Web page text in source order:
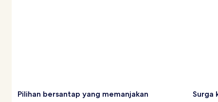
Pilihan bersantap yang memanjakan Surga